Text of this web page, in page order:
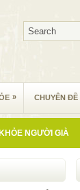
» CHUYÊN ĐỀ
NGƯỜI GIÀ